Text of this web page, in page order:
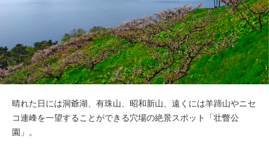
晴れた日には洞爺湖、有珠山、昭和新山、遠くには羊蹄山やニセ
コ連峰を一望することができる穴場の絶景スポット「壮瞥公
園」。